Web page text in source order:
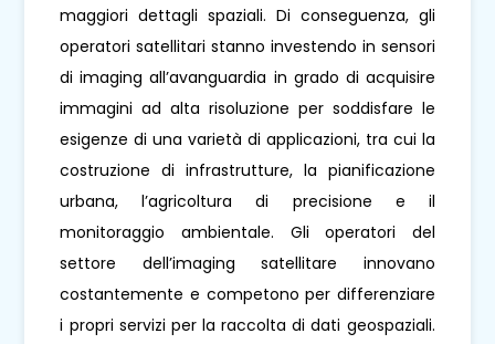
maggiori dettagli spaziali. Di conseguenza, gli
operatori satellitari stanno investendo in sensori
di imaging all’avanguardia in grado di acquisire
immagini ad alta risoluzione per soddisfare le
esigenze di una varietà di applicazioni, tra cui la
costruzione di infrastrutture, la pianificazione
urbana, l’agricoltura di precisione e il
monitoraggio ambientale. Gli operatori del
settore dell’imaging satellitare innovano
costantemente e competono per differenziare
i propri servizi per la raccolta di dati geospaziali.